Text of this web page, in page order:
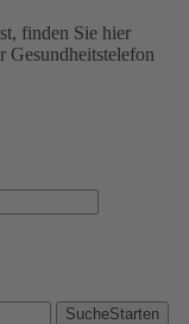
finden Sie hier
Gesundheitstelefon
SucheStarten